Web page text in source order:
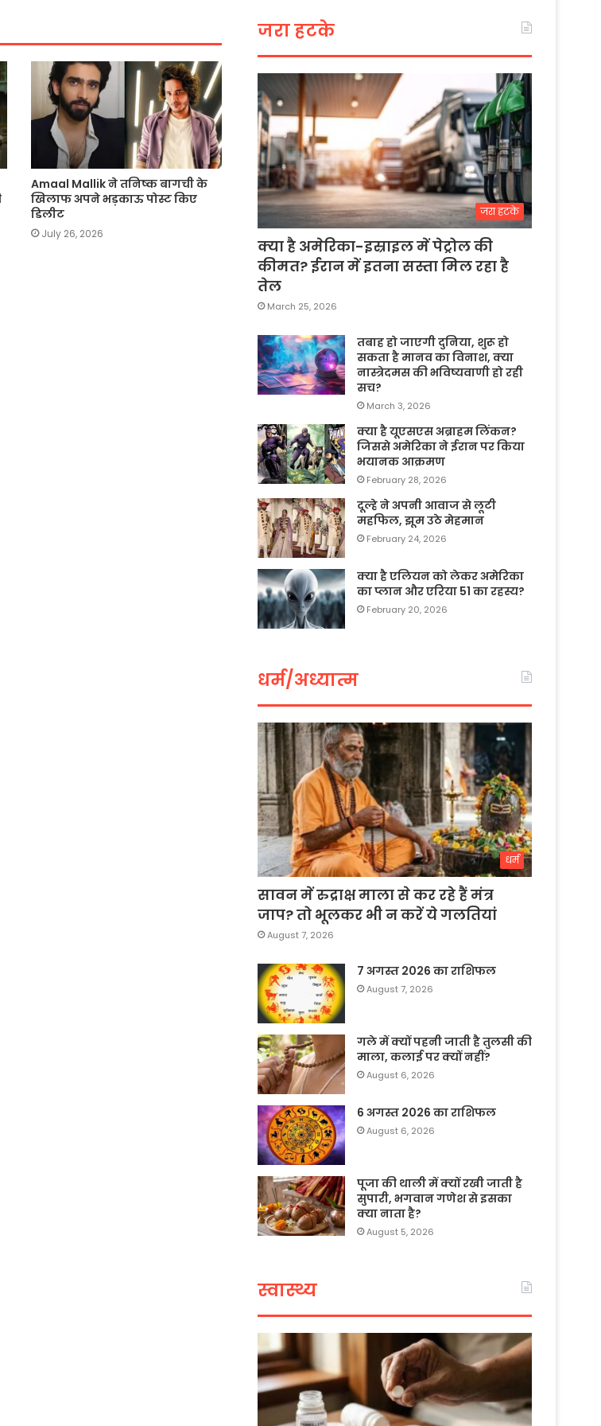
Amaal Mallik ने तनिष्क बागची के
खिलाफ अपने भड़काऊ पोस्ट किए
डिलीट
July 26, 2026
जरा हटके
जरा हटके
क्या है अमेरिका-इस्राइल में पेट्रोल की
कीमत? ईरान में इतना सस्ता मिल रहा है
तेल
March 25, 2026
तबाह हो जाएगी दुनिया, शुरू हो
सकता है मानव का विनाश, क्या
नास्त्रेदमस की भविष्यवाणी हो रही
सच?
March 3, 2026
क्या है यूएसएस अब्राहम लिंकन?
जिससे अमेरिका ने ईरान पर किया
भयानक आक्रमण
February 28, 2026
दूल्हे ने अपनी आवाज से लूटी
महफिल, झूम उठे मेहमान
February 24, 2026
क्या है एलियन को लेकर अमेरिका
का प्लान और एरिया 51 का रहस्य?
February 20, 2026
धर्म/अध्यात्म
धर्म
सावन में रुद्राक्ष माला से कर रहे हैं मंत्र
जाप? तो भूलकर भी न करें ये गलतियां
August 7, 2026
7 अगस्त 2026 का राशिफल
August 7, 2026
गले में क्यों पहनी जाती है तुलसी की
माला, कलाई पर क्यों नहीं?
August 6, 2026
6 अगस्त 2026 का राशिफल
August 6, 2026
पूजा की थाली में क्यों रखी जाती है
सुपारी, भगवान गणेश से इसका
क्या नाता है?
August 5, 2026
स्वास्थ्य